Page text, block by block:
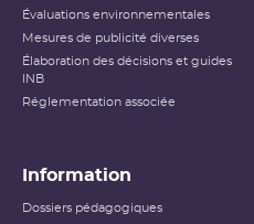
Évaluations environnementales
Mesures de publicité diverses
Élaboration des décisions et guides
INB
Réglementation associée
Information
Dossiers pédagogiques